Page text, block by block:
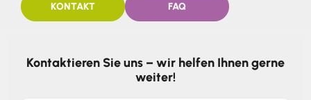
KONTAKT FAQ
Kontaktieren Sie uns – wir helfen Ihnen gerne
weiter!